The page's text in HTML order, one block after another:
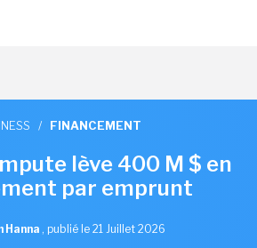
/ FINANCEMENT
lève 400 M $ en
par emprunt
Hanna , publié le 21 Juillet 2026